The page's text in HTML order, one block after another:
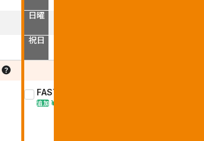
日曜
祝日
FASTGYM２４
追加¥3,740/月